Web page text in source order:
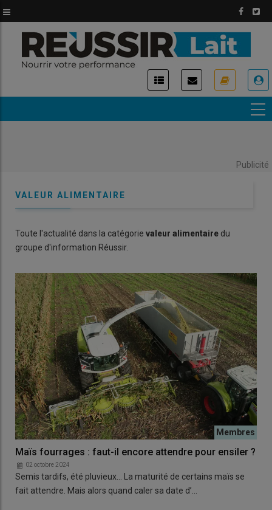
au
contenu
principal
Publicité
VALEUR ALIMENTAIRE
Toute l'actualité dans la catégorie valeur alimentaire du
groupe d'information Réussir.
Maïs fourrages : faut-il encore attendre pour ensiler ?
02 octobre 2024
Semis tardifs, été pluvieux… La maturité de certains maïs se
fait attendre. Mais alors quand caler sa date d’…